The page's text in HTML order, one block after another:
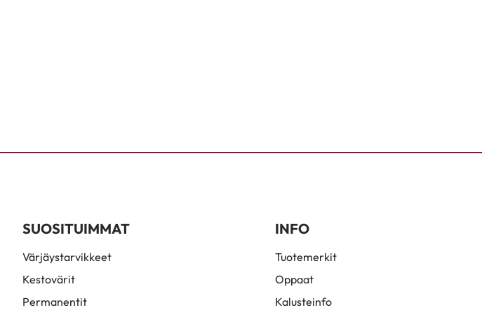
SUOSITUIMMAT
Värjäystarvikkeet
Kestovärit
Permanentit
INFO
Tuotemerkit
Oppaat
Kalusteinfo